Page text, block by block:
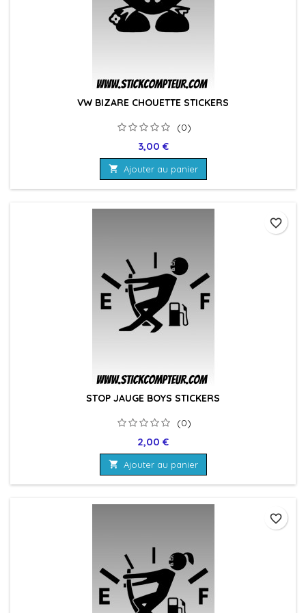
VW BIZARE CHOUETTE STICKERS
(0)
Prix
3,00 €
 Ajouter au panier
STOP JAUGE BOYS STICKERS
(0)
Prix
2,00 €
 Ajouter au panier
favorite_border
favorite_border